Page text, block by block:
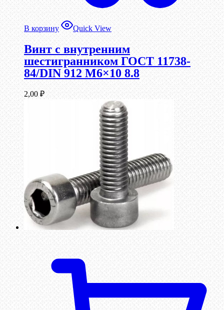
В корзину Quick View
Винт c внутренним
шестигранником ГОСТ 11738-
84/DIN 912 М6×10 8.8
2,00 ₽